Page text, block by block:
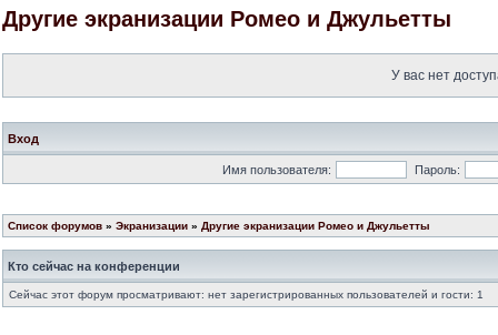
Другие экранизации Ромео и Джульетты
У вас нет
Вход
Имя пользователя: Пароль:
Список форумов » Экранизации » Другие экранизации Ромео и Джульетты
Кто сейчас на конференции
Сейчас этот форум просматривают: нет зарегистрированных пользователей и гости: 1